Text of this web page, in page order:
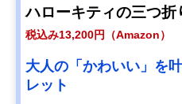
ハローキティの三つ折
税込み13,200円（Amazon）
大人の「かわいい」を
レット